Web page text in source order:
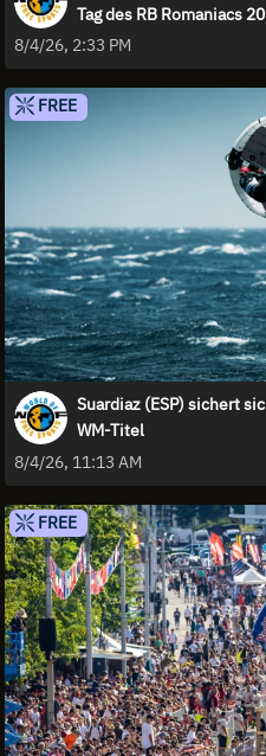
Tag des RB Romaniacs
8/4/26, 2:33 PM
FREE
Suardiaz (ESP) sichert
WM-Titel
8/4/26, 11:13 AM
FREE